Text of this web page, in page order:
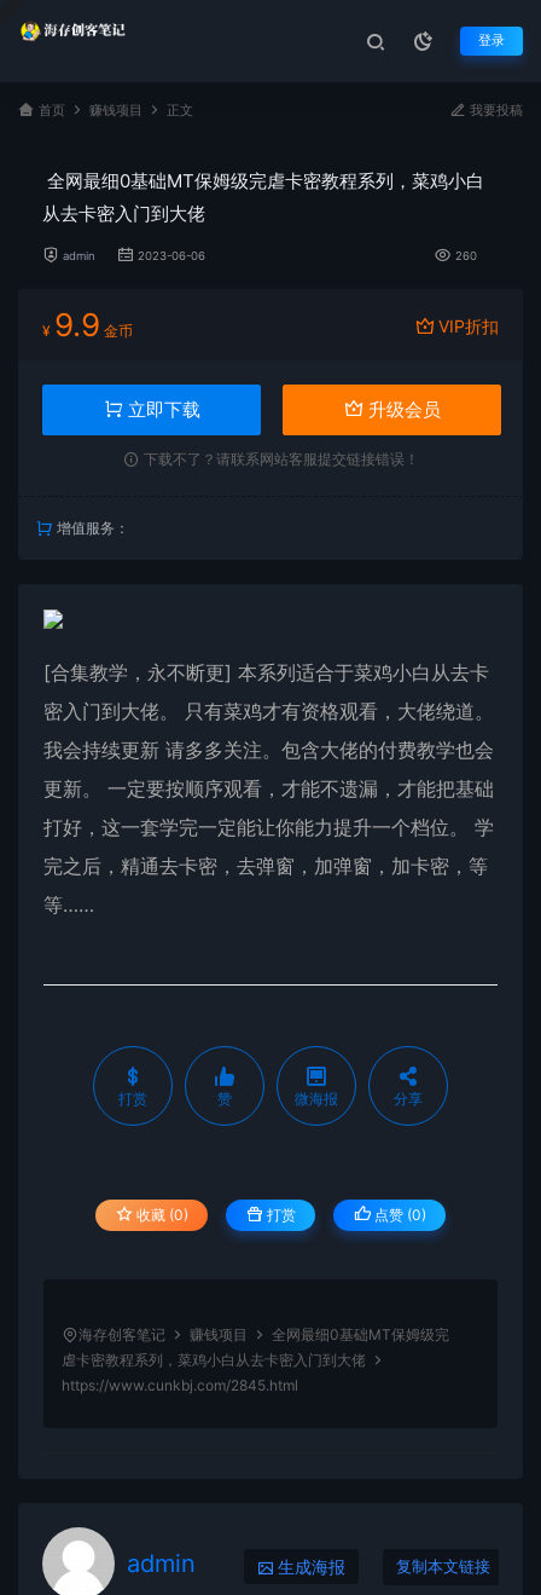
登录
首页 赚钱项目 正文 我要投稿
全网最细0基础MT保姆级完虐卡密教程系列，菜鸡小白
从去卡密入门到大佬
admin 2023-06-06 260
¥ 9.9 金币 VIP折扣
立即下载 升级会员
下载不了？请联系网站客服提交链接错误！
增值服务：
[合集教学，永不断更] 本系列适合于菜鸡小白从去卡
密入门到大佬。 只有菜鸡才有资格观看，大佬绕道。
我会持续更新 请多多关注。包含大佬的付费教学也会
更新。 一定要按顺序观看，才能不遗漏，才能把基础
打好，这一套学完一定能让你能力提升一个档位。 学
完之后，精通去卡密，去弹窗，加弹窗，加卡密，等
等……
打赏 赞 微海报 分享
收藏 (0) 打赏 点赞 (0)
海存创客笔记 赚钱项目
全网最细0基础MT保姆级完
虐卡密教程系列，菜鸡小白从去卡密入门到大佬
https://www.cunkbj.com/2845.html
admin 生成海报 复制本文链接